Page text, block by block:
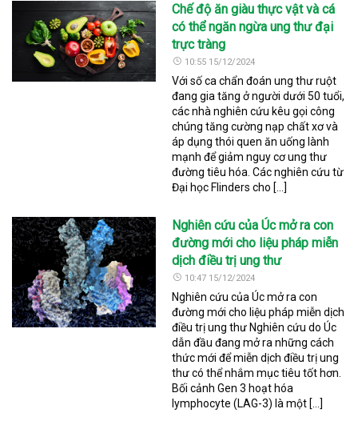
Chế độ ăn giàu thực vật và cá
có thể ngăn ngừa ung thư đại
trực tràng
10:55 15/12/2024
Với số ca chẩn đoán ung thư ruột
đang gia tăng ở người dưới 50 tuổi,
các nhà nghiên cứu kêu gọi công
chúng tăng cường nạp chất xơ và
áp dụng thói quen ăn uống lành
mạnh để giảm nguy cơ ung thư
đường tiêu hóa. Các nghiên cứu từ
Đại học Flinders cho […]
Nghiên cứu của Úc mở ra con
đường mới cho liệu pháp miễn
dịch điều trị ung thư
10:47 15/12/2024
Nghiên cứu của Úc mở ra con
đường mới cho liệu pháp miễn dịch
điều trị ung thư Nghiên cứu do Úc
dẫn đầu đang mở ra những cách
thức mới để miễn dịch điều trị ung
thư có thể nhắm mục tiêu tốt hơn.
Bối cảnh Gen 3 hoạt hóa
lymphocyte (LAG-3) là một […]